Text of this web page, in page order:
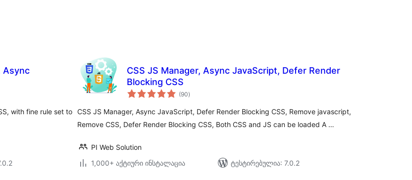
Async
with fine rule set to
CSS JS Manager, Async JavaScript, Defer Render
Blocking CSS
(90საერთო
რეიტინგი
)
CSS JS Manager, Async JavaScript, Defer Render Blocking CSS, Remove javascript,
Remove CSS, Defer Render Blocking CSS, Both CSS and JS can be loaded A …
PI Web Solution
1,000+ აქტიური ინსტალაცია
ტესტირებულია: 7.0.2